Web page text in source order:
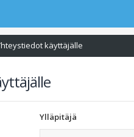
käyttäjälle
Ylläpitäjä